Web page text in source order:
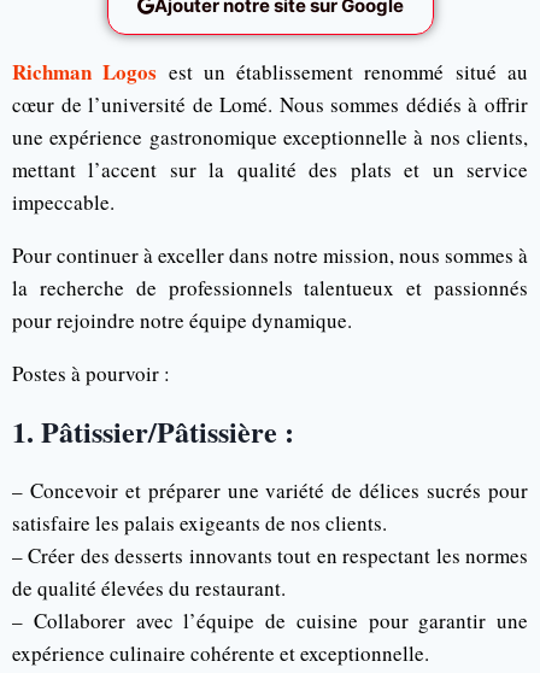
Ajouter notre site sur Google
Richman Logos est un établissement renommé situé au
cœur de l’université de Lomé. Nous sommes dédiés à offrir
une expérience gastronomique exceptionnelle à nos clients,
mettant l’accent sur la qualité des plats et un service
impeccable.
Pour continuer à exceller dans notre mission, nous sommes à
la recherche de professionnels talentueux et passionnés
pour rejoindre notre équipe dynamique.
Postes à pourvoir :
1. Pâtissier/Pâtissière :
– Concevoir et préparer une variété de délices sucrés pour
satisfaire les palais exigeants de nos clients.
– Créer des desserts innovants tout en respectant les normes
de qualité élevées du restaurant.
– Collaborer avec l’équipe de cuisine pour garantir une
expérience culinaire cohérente et exceptionnelle.